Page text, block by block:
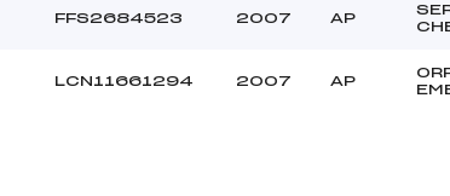
FFS2684523 2007 AP
LCN11661294 2007 AP